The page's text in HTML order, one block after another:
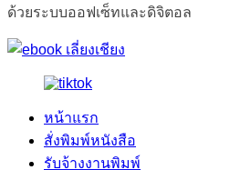
ด้วยระบบออฟเซ็ทและดิจิตอล
หน้าแรก
สั่งพิมพ์หนังสือ
รับจ้างงานพิมพ์